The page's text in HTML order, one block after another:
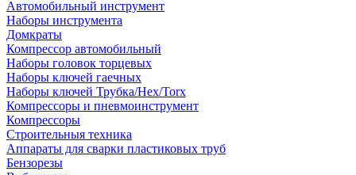
Автомобильный инструмент
Наборы инструмента
Домкраты
Компрессор автомобильный
Наборы головок торцевых
Наборы ключей гаечных
Наборы ключей Трубка/Hex/Torx
Компрессоры и пневмоинструмент
Компрессоры
Строительныя техника
Аппараты для сварки пластиковых труб
Бензорезы